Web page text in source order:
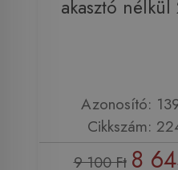
akasztó nélkül
Azonosító:
Cikkszám:
9 100 Ft 8